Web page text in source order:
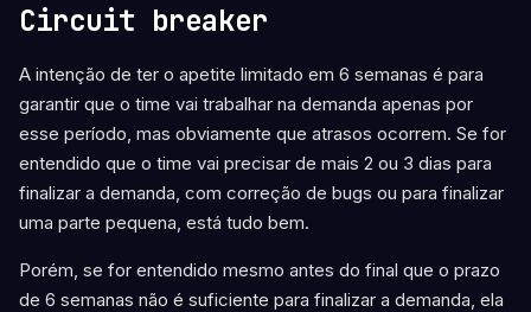
Circuit breaker
A intenção de ter o apetite limitado em 6 semanas é para
garantir que o time vai trabalhar na demanda apenas por
esse período, mas obviamente que atrasos ocorrem. Se for
entendido que o time vai precisar de mais 2 ou 3 dias para
finalizar a demanda, com correção de bugs ou para finalizar
uma parte pequena, está tudo bem.
Porém, se for entendido mesmo antes do final que o prazo
de 6 semanas não é suficiente para finalizar a demanda, ela